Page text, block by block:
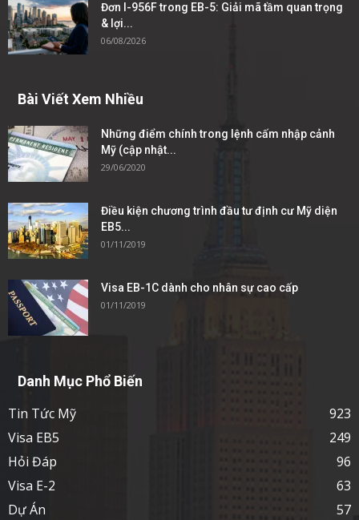
Đơn I-956F trong EB-5: Giải mã tầm quan trọng
& lợi...
06/08/2026
Bài Viết Xem Nhiều
Những điểm chính trong lệnh cấm nhập cảnh
Mỹ (cập nhật...
29/06/2020
Điều kiện chương trình đầu tư định cư Mỹ diện
EB5...
01/11/2019
Visa EB-1C dành cho nhân sự cao cấp
01/11/2019
Danh Mục Phổ Biến
Tin Tức Mỹ
923
Visa EB5
249
Hỏi Đáp
96
Visa E-2
63
Dự Án
57